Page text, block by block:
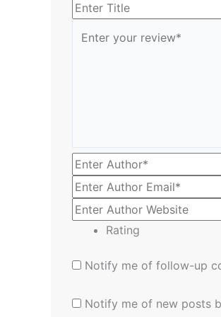
Rating
Notify me of follow-up
Notify me of new posts